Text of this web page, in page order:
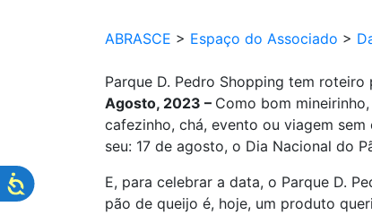
ABRASCE > Espaço do Associado >
Parque D. Pedro Shopping tem
Agosto, 2023 – Como bom
cafezinho, chá, evento ou viagem
seu: 17 de agosto, o Dia Nacional do
E, para celebrar a data, o Parque D.
pão de queijo é, hoje, um produto